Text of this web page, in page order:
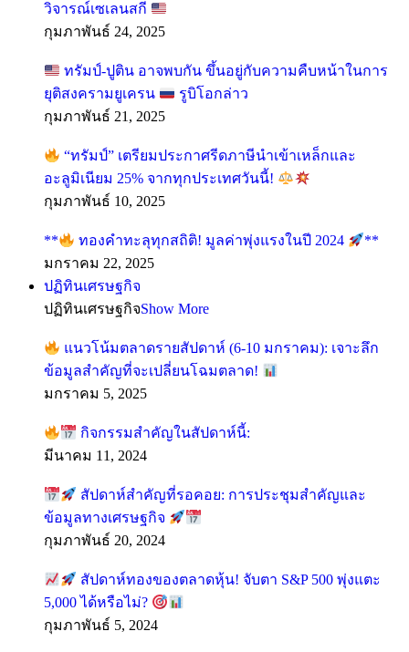
วิจารณ์เซเลนสกี
กุมภาพันธ์ 24, 2025
ทรัมป์-ปูติน อาจพบกัน ขึ้นอยู่กับความคืบหน้าในการ
ยุติสงครามยูเครน
รูบิโอกล่าว
กุมภาพันธ์ 21, 2025
“ทรัมป์” เตรียมประกาศรีดภาษีนำเข้าเหล็กและ
อะลูมิเนียม 25% จากทุกประเทศวันนี้!
กุมภาพันธ์ 10, 2025
** ทองคำทะลุทุกสถิติ! มูลค่าพุ่งแรงในปี 2024
**
มกราคม 22, 2025
ปฏิทินเศรษฐกิจ
ปฏิทินเศรษฐกิจShow More
แนวโน้มตลาดรายสัปดาห์ (6-10 มกราคม): เจาะลึก
ข้อมูลสำคัญที่จะเปลี่ยนโฉมตลาด!
มกราคม 5, 2025
กิจกรรมสำคัญในสัปดาห์นี้:
มีนาคม 11, 2024
สัปดาห์สำคัญที่รอคอย: การประชุมสำคัญและ
ข้อมูลทางเศรษฐกิจ
กุมภาพันธ์ 20, 2024
สัปดาห์ทองของตลาดหุ้น! จับตา S&P 500 พุ่งแตะ
5,000 ได้หรือไม่?
กุมภาพันธ์ 5, 2024